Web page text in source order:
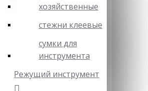
хозяйственные
стежни клеевые
сумки для
инструмента
Режущий инструмент